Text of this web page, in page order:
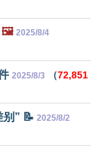
🖼️ 2025/8/4
2025/8/3 （72,851
” 📝 2025/8/2